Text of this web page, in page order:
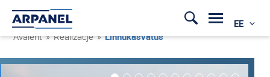
EE
Avaleht » Realizacje »Linnukasvatus